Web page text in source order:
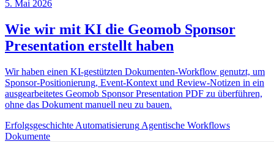
5. Mai 2026
Wie wir mit KI die Geomob Sponsor
Presentation erstellt haben
Wir haben einen KI-gestützten Dokumenten-Workflow genutzt, um
Sponsor-Positionierung, Event-Kontext und Review-Notizen in ein
ausgearbeitetes Geomob Sponsor Presentation PDF zu überführen,
ohne das Dokument manuell neu zu bauen.
Erfolgsgeschichte Automatisierung Agentische Workflows
Dokumente